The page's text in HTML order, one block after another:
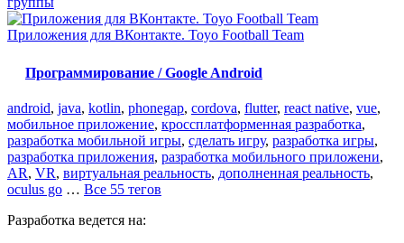
Приложения для ВКонтакте. Toyo Football Team
Программирование / Google Android
android, java, kotlin, phonegap, cordova, flutter, react native, vue,
мобильное приложение, кроссплатформенная разработка,
разработка мобильной игры, сделать игру, разработка игры,
разработка приложения, разработка мобильного приложени,
AR, VR, виртуальная реальность, дополненная реальность,
oculus go … Все 55 тегов
Разработка ведется на: